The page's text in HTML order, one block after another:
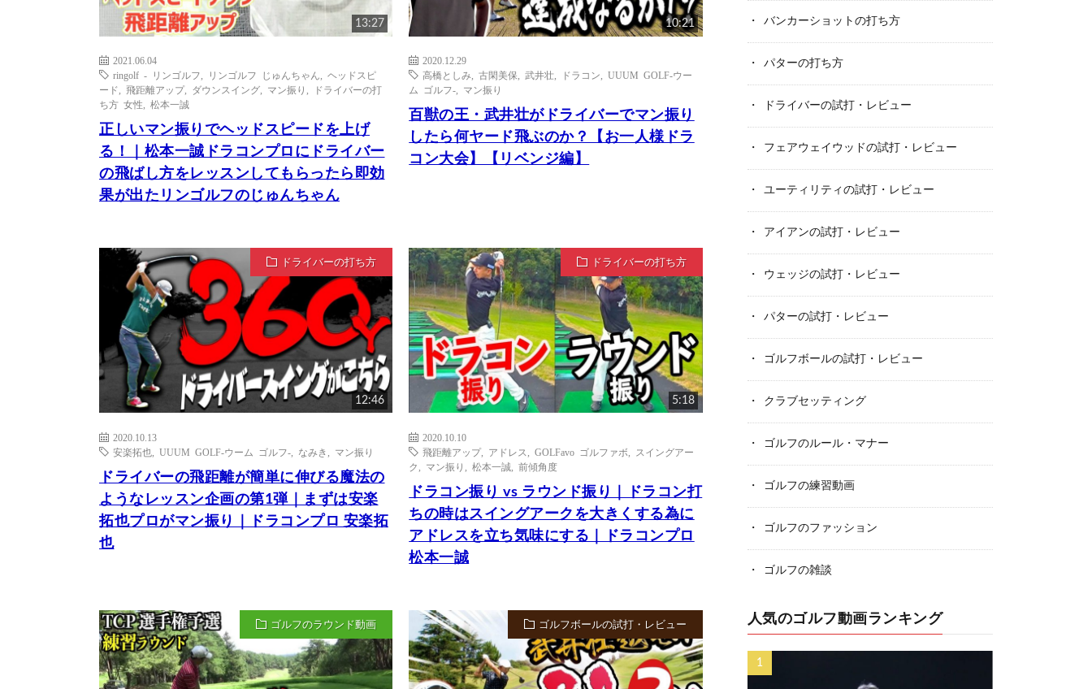
13:27
2021.06.04
ringolf - リンゴルフ
リンゴルフ じゅんちゃん
ヘッドスピ
ード
飛距離アップ, ダウンスイング マン振り
ドライバーの打
ち方 女性
松本一誠
正しいマン振りでヘッドスピードを上げ
る！｜松本一誠ドラコンプロにドライバー
の飛ばし方をレッスンしてもらったら即効
果が出たリンゴルフのじゅんちゃん
10:21
2020.12.29
高橋としみ ,古閑美保 ,武井壮 ドラコン ,UUUM GOLF-ウー
ム ゴルフ-
マン振り
百獣の王・武井壮がドライバーでマン振り
したら何ヤード飛ぶのか？【お一人様ドラ
コン大会】【リベンジ編】
ドライバーの打ち方
12:46
2020.10.13
安楽拓也
UUUM GOLF-ウーム ゴルフ- なみき マン振り
ドライバーの飛距離が簡単に伸びる魔法の
ようなレッスン企画の第1弾｜まずは安楽
拓也プロがマン振り｜ドラコンプロ 安楽拓
也
ドライバーの打ち方
5:18
2020.10.10
飛距離アップ, アドレス ,GOLFavo ゴルファボ
スイングアー
ク
マン振り ,松本一誠 ,前傾角度
ドラコン振り vs ラウンド振り｜ドラコン打
ちの時はスイングアークを大きくする為に
アドレスを立ち気味にする｜ドラコンプロ
松本一誠
ゴルフのラウンド動画 ゴルフボールの試打・レビュー
バンカーショットの打ち方
パターの打ち方
ドライバーの試打・レビュー
フェアウェイウッドの試打・レビュー
ユーティリティの試打・レビュー
アイアンの試打・レビュー
ウェッジの試打・レビュー
パターの試打・レビュー
ゴルフボールの試打・レビュー
クラブセッティング
ゴルフのルール・マナー
ゴルフの練習動画
ゴルフのファッション
ゴルフの雑談
人気のゴルフ動画ランキング